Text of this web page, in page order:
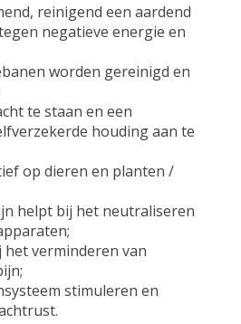
reinigend een aardend
negatieve energie en
worden gereinigd en
te staan en een
houding aan te
op dieren en planten /
helpt bij het neutraliseren
verminderen van
stimuleren en